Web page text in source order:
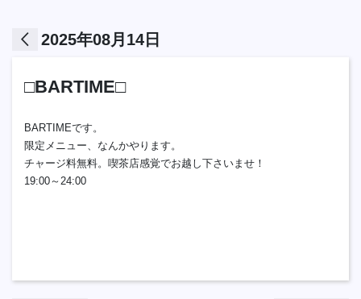
arrow_back_ios 2025年08月14日
□BARTIME□
BARTIMEです。
限定メニュー、なんかやります。
チャージ料無料。喫茶店感覚でお越し下さいませ！
19:00～24:00